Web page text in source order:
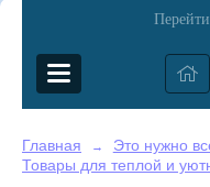
Главная → Это нужно
Товары для теплой и